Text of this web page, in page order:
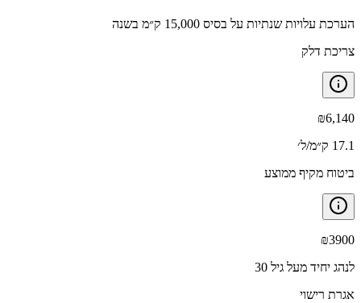
הערכת עלויות שנתיות על בסיס 15,000 ק״מ בשנה
צריכת דלק
₪6,140
17.1 ק״מ/ל׳
ביטוח מקיף ממוצע
₪3900
לנהג יחיד מעל גיל 30
אגרת רישוי